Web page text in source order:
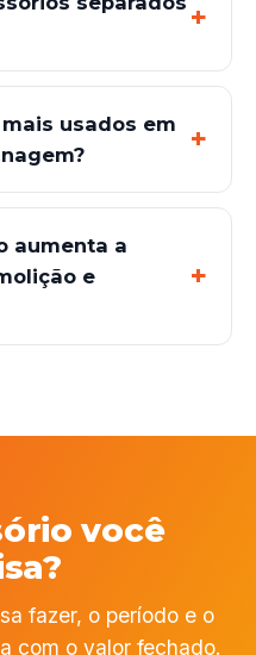
usados em
aumenta a
e
você
fazer, o período e o
com o valor fechado.